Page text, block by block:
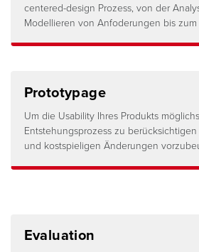
centered-design Prozess, von der
Modellieren von Anfoderungen bis zum
Prototypage
Um die Usability Ihres Produkts
Entstehungsprozess zu
und kostspieligen Änderungen
Evaluation